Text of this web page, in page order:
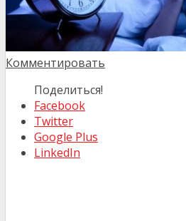
Комментировать
Поделиться!
Facebook
Twitter
Google Plus
LinkedIn